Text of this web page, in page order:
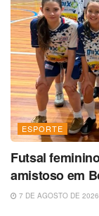
ESPORTE
Futsal
amistoso em
7 DE AGOSTO DE 2026